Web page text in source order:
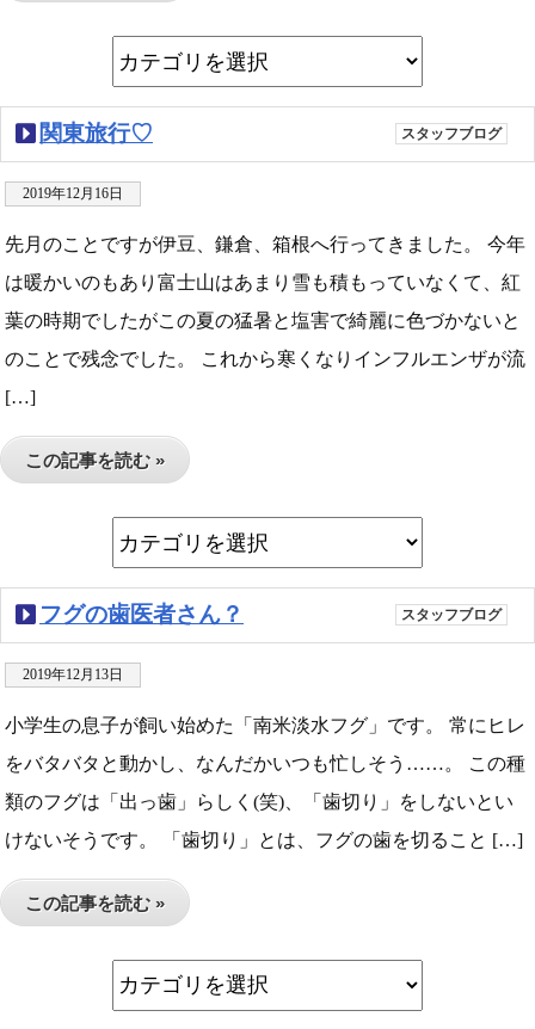
関東旅行♡ スタッフブログ
2019年12月16日
先月のことですが伊豆、鎌倉、箱根へ行ってきました。 今年
は暖かいのもあり富士山はあまり雪も積もっていなくて、紅
葉の時期でしたがこの夏の猛暑と塩害で綺麗に色づかないと
のことで残念でした。 これから寒くなりインフルエンザが流
[…]
この記事を読む »
フグの歯医者さん？ スタッフブログ
2019年12月13日
小学生の息子が飼い始めた「南米淡水フグ」です。 常にヒレ
をバタバタと動かし、なんだかいつも忙しそう……。 この種
類のフグは「出っ歯」らしく(笑)、「歯切り」をしないとい
けないそうです。 「歯切り」とは、フグの歯を切ること […]
この記事を読む »